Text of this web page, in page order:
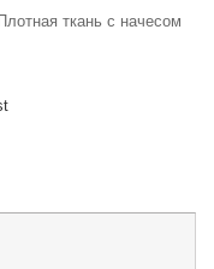
ткань с начесом